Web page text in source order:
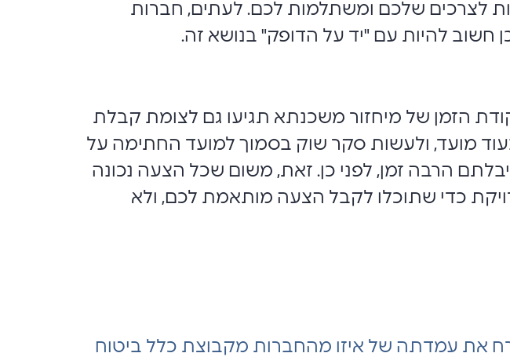
לצרכים שלכם ומשתלמות לכם. לעתים, חברות
חשוב להיות עם "יד על הדופק" בנושא זה.
הזמן של מיחזור משכנתא תגיעו גם לצומת קבלת
מועד, ולעשות סקר שוק בסמוך למועד החתימה על
הרבה זמן, לפני כן. זאת, משום שכל הצעה נכונה
כדי שתוכלו לקבל הצעה מותאמת לכם, ולא
את עמדתה של איזו מהחברות מקבוצת כלל ביטוח